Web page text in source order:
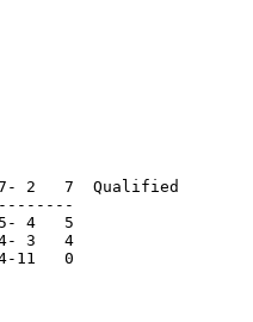
2   7  Qualified
4   5
3   4
11   0